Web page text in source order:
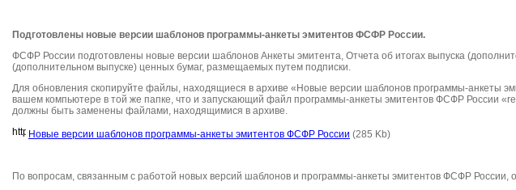
Подготовлены новые версии шаблонов программы-анкеты эмитентов ФСФР России.
ФСФР России подготовлены новые версии шаблонов Анкеты эмитента, Отчета об итогах выпуска
(дополнительном выпуске) ценных бумаг, размещаемых путем подписки.
Для обновления скопируйте файлы, находящиеся в архиве «Новые версии шаблонов программы-анкеты
вашем компьютере в той же папке, что и запускающий файл программы-анкеты эмитентов ФСФР России
должны быть заменены файлами, находящимися в архиве.
Новые версии шаблонов программы-анкеты эмитентов ФСФР России (285 Kb)
По вопросам, связанным с работой новых версий шаблонов и программы-анкеты эмитентов ФСФР России,